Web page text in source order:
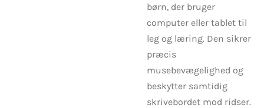
børn, der bruger
computer eller tablet til
leg og læring. Den sikrer
præcis
musebevægelighed og
beskytter samtidig
skrivebordet mod ridser.